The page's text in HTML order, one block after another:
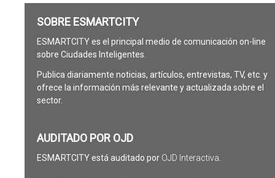
SOBRE ESMARTCITY
ESMARTCITY es el principal medio de comunicación on-line
sobre Ciudades Inteligentes.
Publica diariamente noticias, artículos, entrevistas, TV, etc. y
ofrece la información más relevante y actualizada sobre el
sector.
AUDITADO POR OJD
ESMARTCITY está auditado por OJD Interactiva